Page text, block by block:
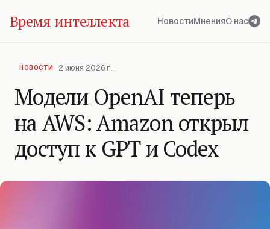
Время интеллекта НовостиМненияО нас
НОВОСТИ 2 июня 2026 г.
Модели OpenAI теперь
на AWS: Amazon открыл
доступ к GPT и Codex